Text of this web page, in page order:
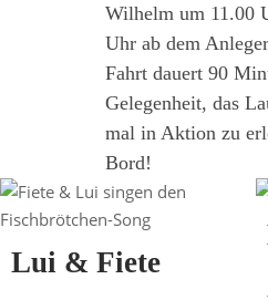
Wilhelm um 11.00
Uhr ab dem
Fahrt dauert 90
Gelegenheit, das
mal in Aktion zu
Bord!
Lui & Fiete